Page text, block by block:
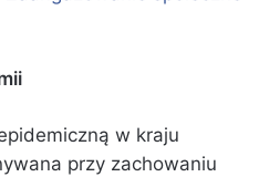
w kraju
przy zachowaniu